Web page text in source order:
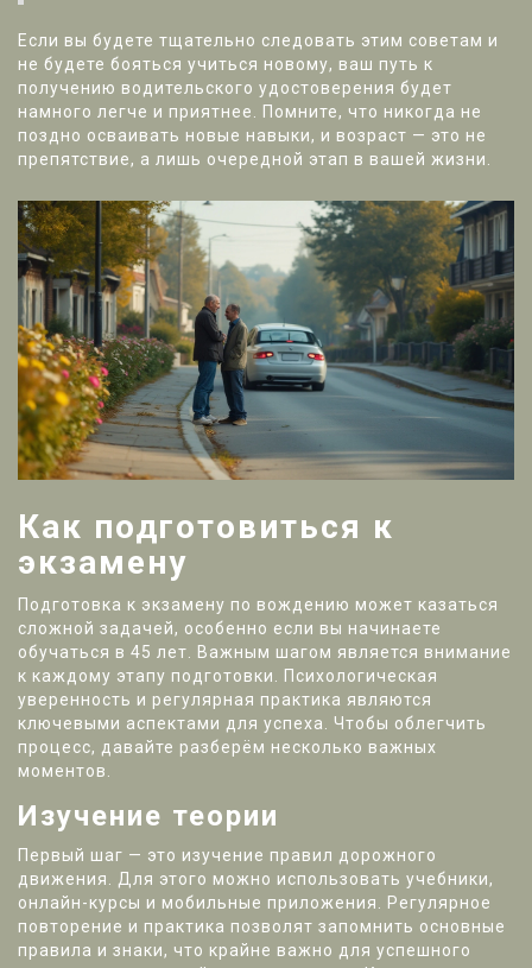
Если вы будете тщательно следовать этим советам и
не будете бояться учиться новому, ваш путь к
получению водительского удостоверения будет
намного легче и приятнее. Помните, что никогда не
поздно осваивать новые навыки, и возраст — это не
препятствие, а лишь очередной этап в вашей жизни.
Как подготовиться к
экзамену
Подготовка к экзамену по вождению может казаться
сложной задачей, особенно если вы начинаете
обучаться в 45 лет. Важным шагом является внимание
к каждому этапу подготовки. Психологическая
уверенность и регулярная практика являются
ключевыми аспектами для успеха. Чтобы облегчить
процесс, давайте разберём несколько важных
моментов.
Изучение теории
Первый шаг — это изучение правил дорожного
движения. Для этого можно использовать учебники,
онлайн-курсы и мобильные приложения. Регулярное
повторение и практика позволят запомнить основные
правила и знаки, что крайне важно для успешного